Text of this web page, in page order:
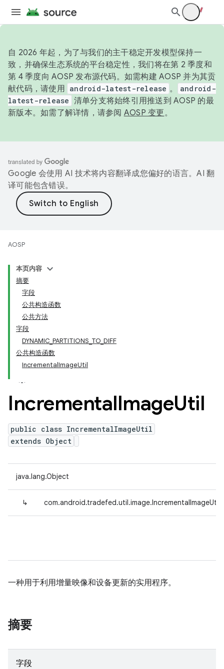
自 2026 年起，为了与我们的主干稳定开发模型保持一
致，并确保生态系统的平台稳定性，我们将在第 2 季度和
第 4 季度向 AOSP 发布源代码。如需构建 AOSP 并为其贡
献代码，请使用 android-latest-release 。
android-
latest-release 清单分支将始终引用推送到 AOSP 的最
新版本。如需了解详情，请参阅 AOSP 变更。
Google 会使用 AI 技术将内容翻译成您偏好的语言。AI 翻
译可能包含错误。
AOSP
本页内容
摘要
字段
公共构造函数
公共方法
字段
DYNAMIC_PARTITIONS_TO_DIFF
公共构造函数
IncrementalImageUtil
IncrementalImageUtil
public class IncrementalImageUtil
extends Object
java.lang.Object
↳ com.android.tradefed.util.image.IncrementalImageUtil
一种用于利用增量映像和设备更新的实用程序。
摘要
字段